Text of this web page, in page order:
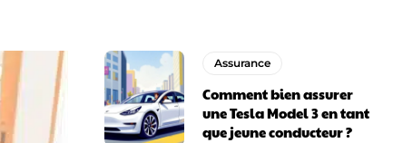
Assurance
Comment bien assurer
une Tesla Model 3 en tant
que jeune conducteur ?